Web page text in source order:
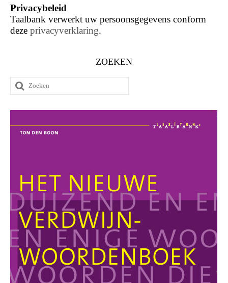
Privacybeleid
Taalbank verwerkt uw persoonsgegevens conform
deze privacyverklaring.
ZOEKEN
Zoeken
naar: